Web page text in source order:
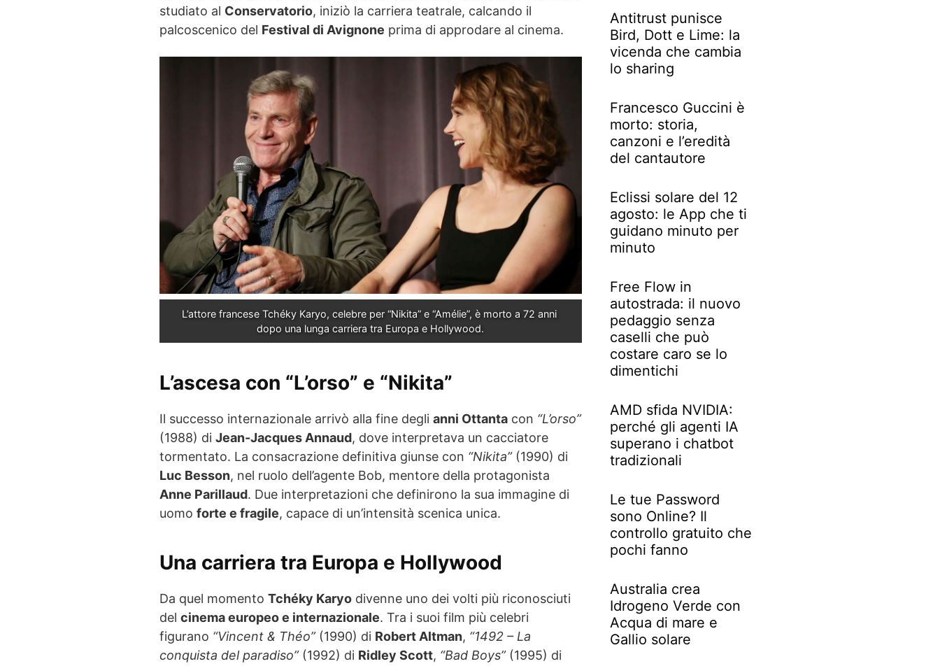
studiato al Conservatorio, iniziò la carriera teatrale, calcando il
palcoscenico del Festival di Avignone prima di approdare al cinema.
L’attore francese Tchéky Karyo, celebre per “Nikita” e “Amélie”, è morto a 72 anni
dopo una lunga carriera tra Europa e Hollywood.
L’ascesa con “L’orso” e “Nikita”
Il successo internazionale arrivò alla fine degli anni Ottanta con “L’orso”
(1988) di Jean-Jacques Annaud, dove interpretava un cacciatore
tormentato. La consacrazione definitiva giunse con “Nikita”(1990) di
Luc Besson, nel ruolo dell’agente Bob, mentore della protagonista
Anne Parillaud. Due interpretazioni che definirono la sua immagine di
uomo forte e fragile, capace di un’intensità scenica unica.
Una carriera tra Europa e Hollywood
Da quel momento Tchéky Karyo divenne uno dei volti più riconosciuti
del cinema europeo e internazionale. Tra i suoi film più celebri
figurano “Vincent & Théo”(1990) di Robert Altman, “1492 – La
conquista del paradiso”(1992) di Ridley Scott, “Bad Boys”(1995) di
Antitrust punisce
Bird, Dott e Lime: la
vicenda che cambia
lo sharing
Francesco Guccini è
morto: storia,
canzoni e l’eredità
del cantautore
Eclissi solare del 12
agosto: le App che ti
guidano minuto per
minuto
Free Flow in
autostrada: il nuovo
pedaggio senza
caselli che può
costare caro se lo
dimentichi
AMD sfida NVIDIA:
perché gli agenti IA
superano i chatbot
tradizionali
Le tue Password
sono Online? Il
controllo gratuito che
pochi fanno
Australia crea
Idrogeno Verde con
Acqua di mare e
Gallio solare